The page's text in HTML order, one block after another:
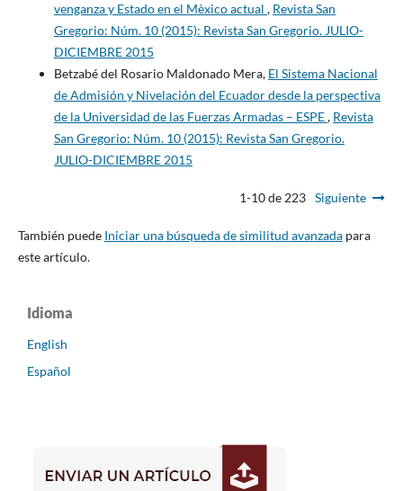
venganza y Estado en el Mèxico actual , Revista San
Gregorio: Núm. 10 (2015): Revista San Gregorio. JULIO-
DICIEMBRE 2015
Betzabé del Rosario Maldonado Mera, El Sistema Nacional
de Admisión y Nivelación del Ecuador desde la perspectiva
de la Universidad de las Fuerzas Armadas – ESPE, Revista
San Gregorio: Núm. 10 (2015): Revista San Gregorio.
JULIO-DICIEMBRE 2015
1-10 de 223 Siguiente
También puede Iniciar una búsqueda de similitud avanzadapara
este artículo.
Idioma
English
Español